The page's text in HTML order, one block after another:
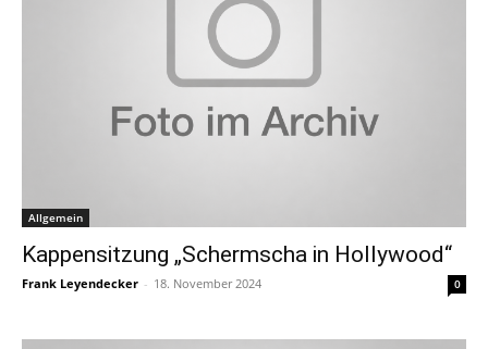
Allgemein
Kappensitzung „Schermscha in Hollywood“
Frank Leyendecker - 18. November 2024 0